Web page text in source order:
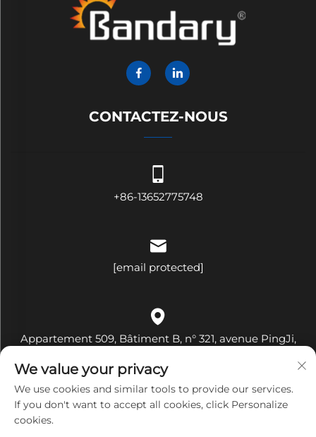
CONTACTEZ-NOUS
+86-13652775748
[email protected]
Appartement 509, Bâtiment B, n° 321, avenue PingJi,
ville de Shenzhen, province du Guangdong, Chine
We value your privacy
We use cookies and similar tools to provide our services.
If you don't want to accept all cookies, click Personalize
cookies.